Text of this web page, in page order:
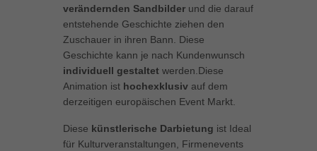
verändernden Sandbilder und die darauf
entstehende Geschichte ziehen den
Zuschauer in ihren Bann. Diese
Geschichte kann je nach Kundenwunsch
individuell gestaltet werden.Diese
Animation ist hochexklusiv auf dem
derzeitigen europäischen Event Markt.
Diese künstlerische Darbietung ist Ideal
für Kulturveranstaltungen, Firmenevents
Adressen), z. B. für personalisierte Anzeigen und Inhalte oder
Anzeigen- und Inhaltsmessung. Weitere Informationen über die
Verwendung Ihrer Daten finden Sie in unserer
Datenschutzerklärung
Hier finden Sie eine Übersicht über alle verwendeten Cookies. Sie
können Ihre Einwilligung zu ganzen Kategorien geben oder sich
weitere Informationen anzeigen lassen und so nur bestimmte
Cookies auswählen.
Alle akzeptieren Speichern